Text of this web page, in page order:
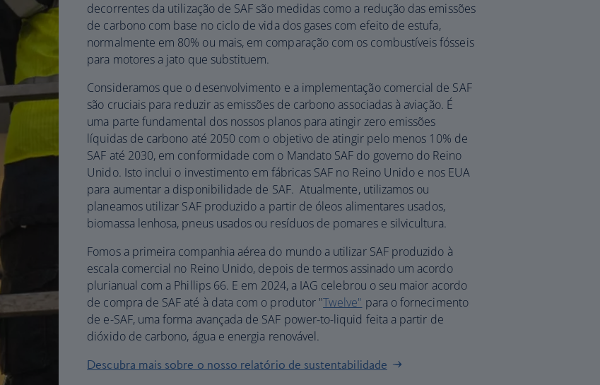
decorrentes da utilização de SAF são medidas como a redução das emissões
de carbono com base no ciclo de vida dos gases com efeito de estufa,
normalmente em 80% ou mais, em comparação com os combustíveis fósseis
para motores a jato que substituem.
Consideramos que o desenvolvimento e a implementação comercial de SAF
são cruciais para reduzir as emissões de carbono associadas à aviação. É
uma parte fundamental dos nossos planos para atingir zero emissões
líquidas de carbono até 2050 com o objetivo de atingir pelo menos 10% de
SAF até 2030, em conformidade com o Mandato SAF do governo do Reino
Unido. Isto inclui o investimento em fábricas SAF no Reino Unido e nos EUA
para aumentar a disponibilidade de SAF. Atualmente, utilizamos ou
planeamos utilizar SAF produzido a partir de óleos alimentares usados,
biomassa lenhosa, pneus usados ou resíduos de pomares e silvicultura.
Fomos a primeira companhia aérea do mundo a utilizar SAF produzido à
escala comercial no Reino Unido, depois de termos assinado um acordo
plurianual com a Phillips 66. E em 2024, a IAG celebrou o seu maior acordo
de compra de SAF até à data com o produtor "Twelve" para o fornecimento
de e-SAF, uma forma avançada de SAF power-to-liquid feita a partir de
dióxido de carbono, água e energia renovável.
Descubra mais sobre o nosso relatório de sustentabilidade